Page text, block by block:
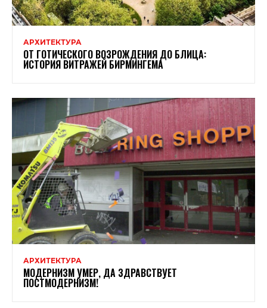
АРХИТЕКТУРА
ОТ ГОТИЧЕСКОГО ВОЗРОЖДЕНИЯ ДО БЛИЦА:
ИСТОРИЯ ВИТРАЖЕЙ БИРМИНГЕМА
АРХИТЕКТУРА
МОДЕРНИЗМ УМЕР, ДА ЗДРАВСТВУЕТ
ПОСТМОДЕРНИЗМ!